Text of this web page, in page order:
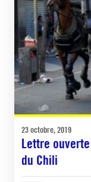
23 octobre, 2019
Lettre
du Chili